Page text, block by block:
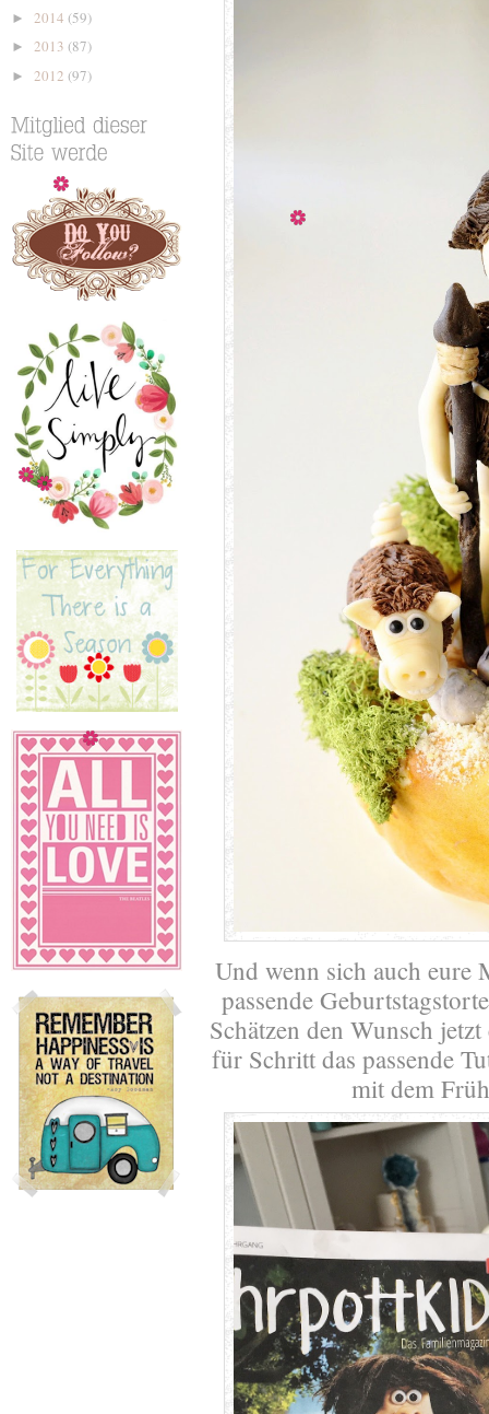
► 2014 (59)
► 2013 (87)
► 2012 (97)
Und wenn sich auch eure
passende
Schätzen den Wunsch
für Schritt das passende
mit dem